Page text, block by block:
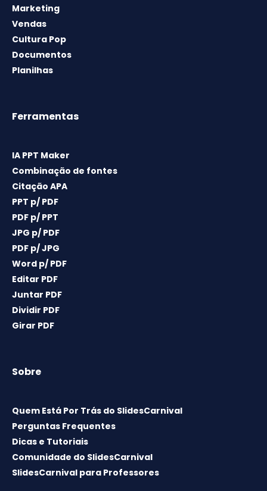
Marketing
Vendas
Cultura Pop
Documentos
Planilhas
Ferramentas
IA PPT Maker
Combinação de fontes
Citação APA
PPT p/ PDF
PDF p/ PPT
JPG p/ PDF
PDF p/ JPG
Word p/ PDF
Editar PDF
Juntar PDF
Dividir PDF
Girar PDF
Sobre
Quem Está Por Trás do SlidesCarnival
Perguntas Frequentes
Dicas e Tutoriais
Comunidade do SlidesCarnival
SlidesCarnival para Professores